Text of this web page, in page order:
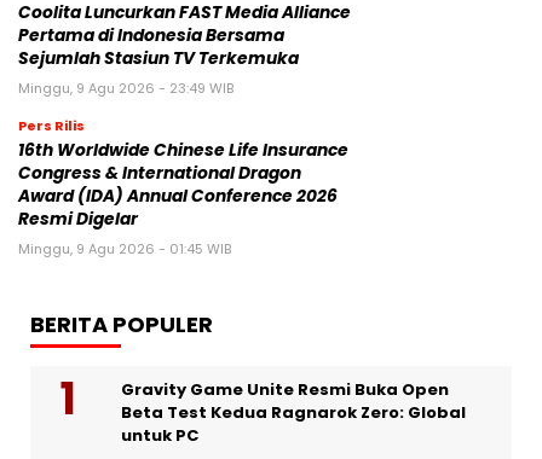
Coolita Luncurkan FAST Media Alliance
Pertama di Indonesia Bersama
Sejumlah Stasiun TV Terkemuka
Minggu, 9 Agu 2026 - 23:49 WIB
Pers Rilis
16th Worldwide Chinese Life Insurance
Congress & International Dragon
Award (IDA) Annual Conference 2026
Resmi Digelar
Minggu, 9 Agu 2026 - 01:45 WIB
BERITA POPULER
Gravity Game Unite Resmi Buka Open
Beta Test Kedua Ragnarok Zero: Global
untuk PC